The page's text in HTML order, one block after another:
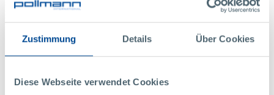
Zustimmung Details Über Cookies
Diese Webseite verwendet Cookies
联系我们